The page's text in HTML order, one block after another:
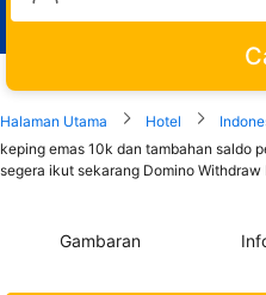
Halaman Utama Hotel
keping emas 10k dan tambahan saldo
segera ikut sekarang Domino Withdraw
Gambaran